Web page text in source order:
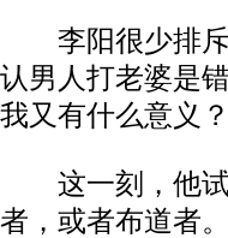
李阳很少排斥“
认男人打老婆是
我又有什么意义
这一刻，他试
者，或者布道者。